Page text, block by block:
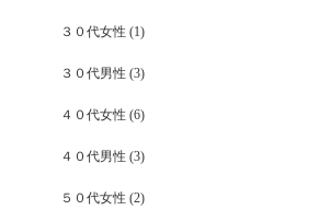
３０代女性 (1)
３０代男性 (3)
４０代女性 (6)
４０代男性 (3)
５０代女性 (2)